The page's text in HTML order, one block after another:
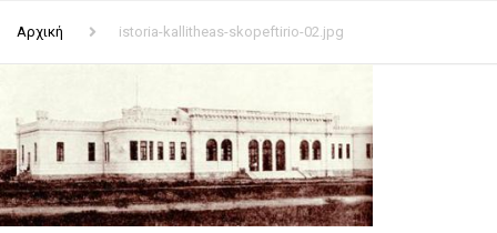
Αρχική istoria-kallitheas-skopeftirio-02.jpg